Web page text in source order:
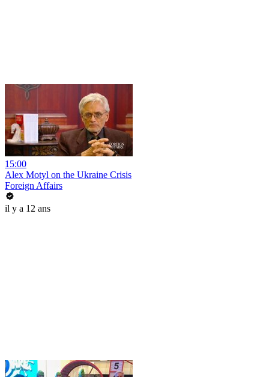
15:00
Alex Motyl on the Ukraine Crisis
Foreign Affairs
il y a 12 ans